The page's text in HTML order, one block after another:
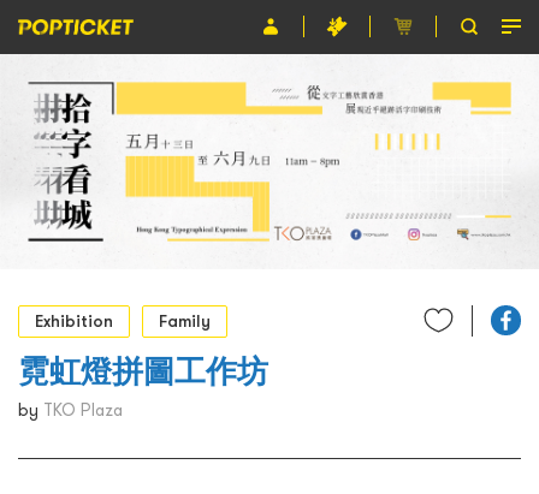
Event
Organiser
About POPTICKET
Terms and Conditions
繁
Exhibition
Family
霓虹燈拼圖工作坊
by TKO Plaza